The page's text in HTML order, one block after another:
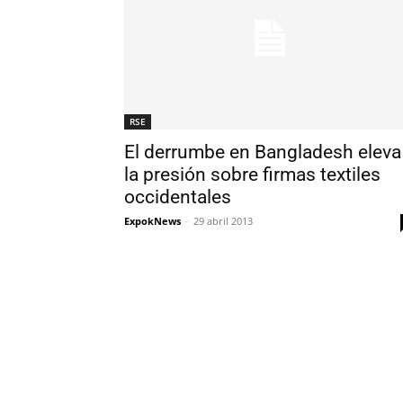
RSE
El derrumbe en Bangladesh eleva
la presión sobre firmas textiles
occidentales
ExpokNews - 29 abril 2013